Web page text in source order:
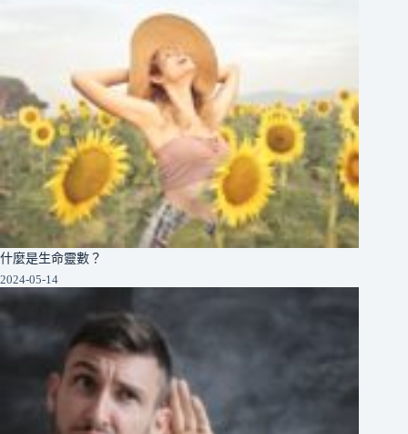
什麼是生命靈數？
2024-05-14